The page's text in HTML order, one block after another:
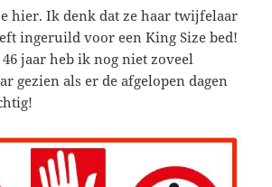
hier. Ik denk dat ze haar twijfelaar
ingeruild voor een King Size bed!
jaar heb ik nog niet zoveel
gezien als er de afgelopen dagen